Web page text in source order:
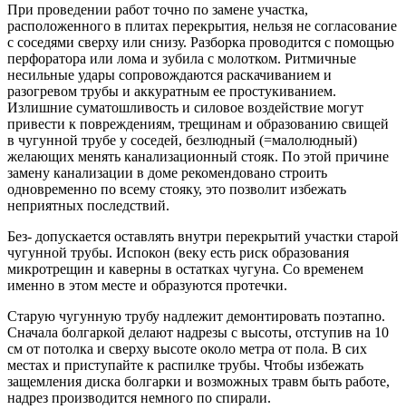
При проведении работ точно по замене участка,
расположенного в плитах перекрытия, нельзя не согласование
с соседями сверху или снизу. Разборка проводится с помощью
перфоратора или лома и зубила с молотком. Ритмичные
несильные удары сопровождаются раскачиванием и
разогревом трубы и аккуратным ее простукиванием.
Излишние суматошливость и силовое воздействие могут
привести к повреждениям, трещинам и образованию свищей
в чугунной трубе у соседей, безлюдный (=малолюдный)
желающих менять канализационный стояк. По этой причине
замену канализации в доме рекомендовано строить
одновременно по всему стояку, это позволит избежать
неприятных последствий.
Без- допускается оставлять внутри перекрытий участки старой
чугунной трубы. Испокон (веку есть риск образования
микротрещин и каверны в остатках чугуна. Со временем
именно в этом месте и образуются протечки.
Старую чугунную трубу надлежит демонтировать поэтапно.
Сначала болгаркой делают надрезы с высоты, отступив на 10
см от потолка и сверху высоте около метра от пола. В сих
местах и приступайте к распилке трубы. Чтобы избежать
защемления диска болгарки и возможных травм быть работе,
надрез производится немного по спирали.